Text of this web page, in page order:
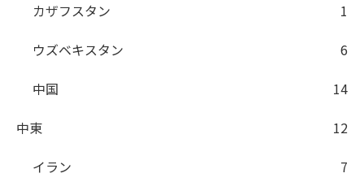
カザフスタン
1
ウズベキスタン
6
中国
14
中東
12
イラン
7